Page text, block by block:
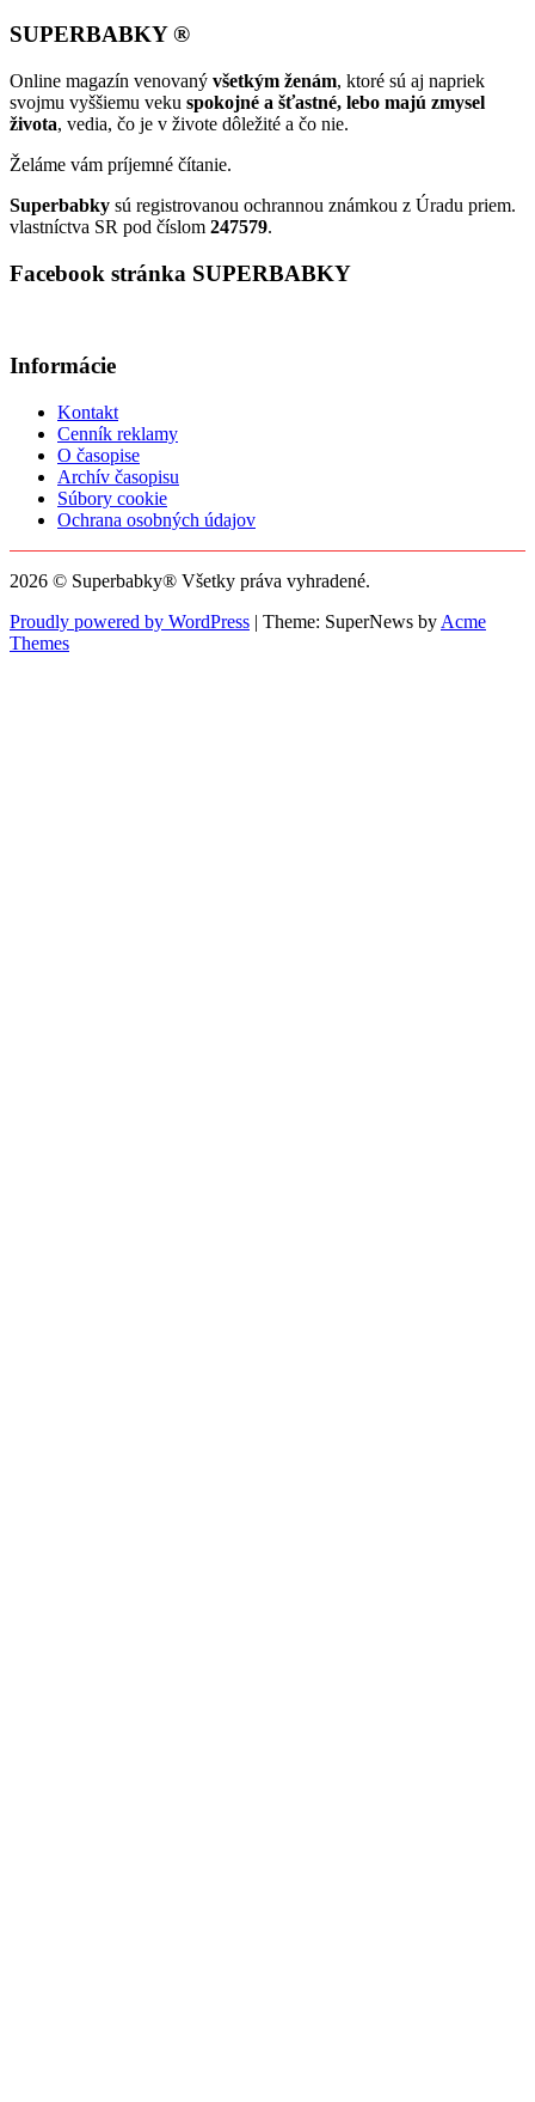
SUPERBABKY ®
Online magazín venovaný všetkým ženám, ktoré sú aj napriek
svojmu vyššiemu veku spokojné a šťastné, lebo majú zmysel
života, vedia, čo je v živote dôležité a čo nie.
Želáme vám príjemné čítanie.
Superbabky sú registrovanou ochrannou známkou z Úradu priem.
vlastníctva SR pod číslom 247579.
Facebook stránka SUPERBABKY
Informácie
Kontakt
Cenník reklamy
O časopise
Archív časopisu
Súbory cookie
Ochrana osobných údajov
2026 © Superbabky® Všetky práva vyhradené.
Proudly powered by WordPress | Theme: SuperNews by Acme
Themes